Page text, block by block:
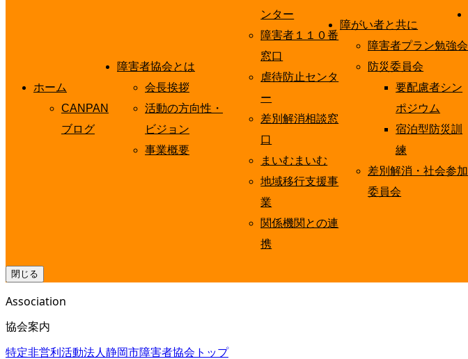
ホーム
CANPAN
ブログ
障害者協会とは
会長挨拶
活動の方向性・
ビジョン
事業概要
ンター
障害者１１０番
窓口
虐待防止センタ
ー
差別解消相談窓
口
まいむまいむ
地域移行支援事
業
関係機関との連
携
障がい者と共に
障害者プラン勉強会
防災委員会
要配慮者シン
ポジウム
宿泊型防災訓
練
差別解消・社会参加
委員会
閉じる
Association
協会案内
特定非営利活動法人静岡市障害者協会トップ